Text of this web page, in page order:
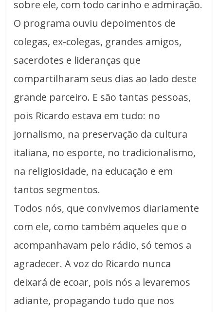
sobre ele, com todo carinho e admiração.
O programa ouviu depoimentos de
colegas, ex-colegas, grandes amigos,
sacerdotes e lideranças que
compartilharam seus dias ao lado deste
grande parceiro. E são tantas pessoas,
pois Ricardo estava em tudo: no
jornalismo, na preservação da cultura
italiana, no esporte, no tradicionalismo,
na religiosidade, na educação e em
tantos segmentos.
Todos nós, que convivemos diariamente
com ele, como também aqueles que o
acompanhavam pelo rádio, só temos a
agradecer. A voz do Ricardo nunca
deixará de ecoar, pois nós a levaremos
adiante, propagando tudo que nos